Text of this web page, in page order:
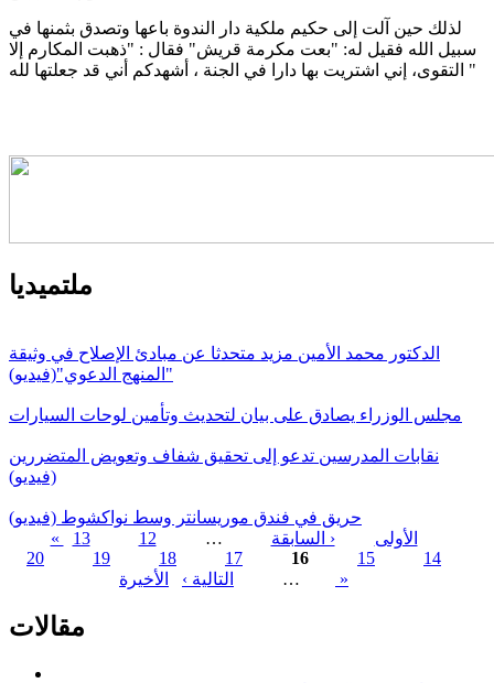
لذلك حين آلت إلى حكيم ملكية دار الندوة باعها وتصدق بثمنها في
سبيل الله فقيل له: "بعت مكرمة قريش" فقال : "ذهبت المكارم إلا
التقوى، إني اشتريت بها دارا في الجنة ، أشهدكم أني قد جعلتها لله "
ملتميديا
الدكتور محمد الأمين مزيد متحدثا عن مبادئ الإصلاح في وثيقة
"المنهج الدعوي"(فيديو)
مجلس الوزراء يصادق على بيان لتحديث وتأمين لوحات السيارات
نقابات المدرسين تدعو إلى تحقيق شفاف وتعويض المتضررين
(فيديو)
حريق في فندق موريسانتر وسط نواكشوط (فيديو)
الصفحات
« الأولى ‹ السابقة …
12
13
14
15
16
17
18
19
20
…
التالية › الأخيرة »
مقالات